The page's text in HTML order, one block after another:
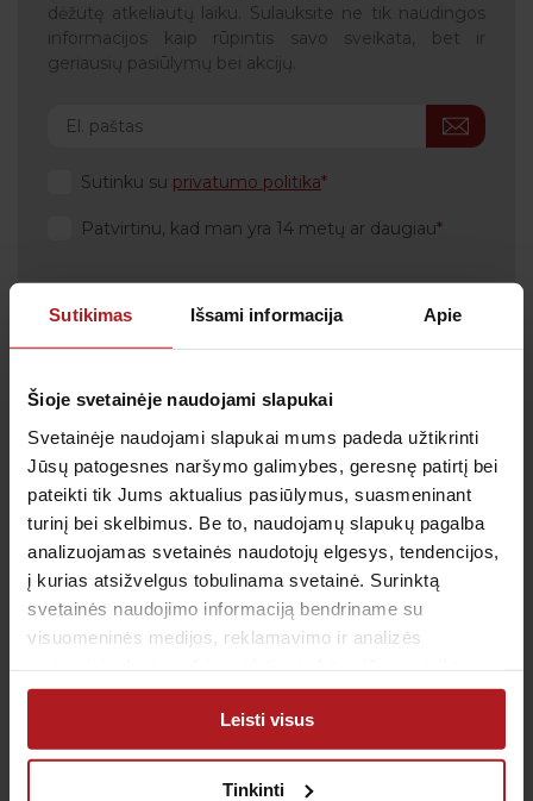
Sutikimas Išsami informacija Apie
Šioje svetainėje naudojami slapukai
Svetainėje naudojami slapukai mums padeda užtikrinti
Jūsų patogesnes naršymo galimybes, geresnę patirtį bei
pateikti tik Jums aktualius pasiūlymus, suasmeninant
turinį bei skelbimus. Be to, naudojamų slapukų pagalba
analizuojamas svetainės naudotojų elgesys, tendencijos,
į kurias atsižvelgus tobulinama svetainė. Surinktą
svetainės naudojimo informaciją bendriname su
visuomeninės medijos, reklamavimo ir analizės
arba naudojant paslaugas surinktos informacijos.
Leisti visus
Tinkinti
dėžutę atkeliautų laiku. Sulauksite ne tik naudingos
informacijos kaip rūpintis savo sveikata, bet ir
geriausių pasiūlymų bei akcijų.
Sutinku su privatumo politika
Patvirtinu, kad man yra 14 metų ar daugiau
Tel.:+370 700 55 511
Tel.: (iš užsienio)00-370-37-245330
Skambučiai į klientų aptarnavimo centro numerį
apmokestinami pagal Jūsų ryšio operatoriaus
taikomą tarifą.
El. paštas: pagalba@anteja.lt
Darbo laikas:
I-V 7:00 – 19:00
VII: Nedirbame